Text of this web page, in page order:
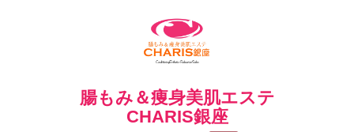
腸もみ＆痩身美肌エステ
CHARIS銀座